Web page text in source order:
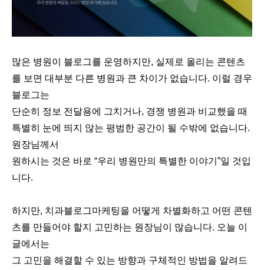
많은 병원이 블로그를 운영하지만, 실제로 올리는 콘텐츠
를 보면 대부분 다른 병원과 큰 차이가 없습니다. 이럴 경우
블로그는
단순히 정보 전달용에 그치거나, 경쟁 병원과 비교했을 때
특별히 눈에 띄지 않는 평범한 공간이 될 수밖에 없습니다.
원장님께서
원하시는 것은 바로 “우리 병원만의 특별한 이야기”일 것입
니다.
하지만, 치과블로그마케팅을 어떻게 차별화하고 어떤 콘텐
츠를 만들어야 할지 고민하는 원장님이 많습니다. 오늘 이
글에서는
그 고민을 해결할 수 있는 방향과 구체적인 방법을 알려드